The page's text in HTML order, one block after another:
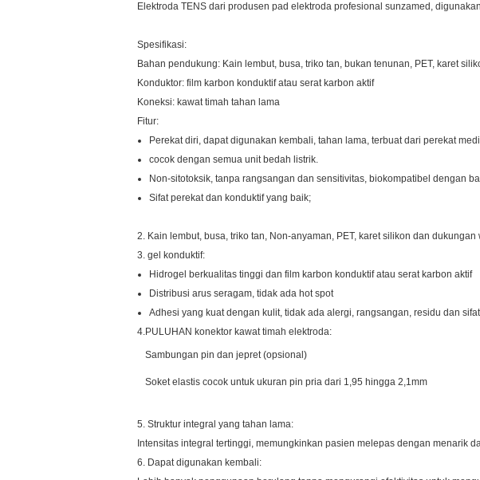
Elektroda TENS dari produsen pad elektroda profesional sunzamed,
Spesifikasi:
Bahan pendukung: Kain lembut, busa, triko tan, bukan tenunan, PET, karet
Konduktor: film karbon konduktif atau serat karbon aktif
Koneksi: kawat timah tahan lama
Fitur:
Perekat diri, dapat digunakan kembali, tahan lama, terbuat dari perekat
cocok dengan semua unit bedah listrik.
Non-sitotoksik, tanpa rangsangan dan sensitivitas, biokompatibel dengan
Sifat perekat dan konduktif yang baik;
2. Kain lembut, busa, triko tan, Non-anyaman, PET, karet silikon dan
3. gel konduktif:
Hidrogel berkualitas tinggi dan film karbon konduktif atau serat karbon aktif
Distribusi arus seragam, tidak ada hot spot
Adhesi yang kuat dengan kulit, tidak ada alergi, rangsangan, residu dan
4.PULUHAN konektor kawat timah elektroda:
Sambungan pin dan jepret (opsional)
Soket elastis cocok untuk ukuran pin pria dari 1,95 hingga 2,1mm
5. Struktur integral yang tahan lama:
Intensitas integral tertinggi, memungkinkan pasien melepas dengan menarik
6. Dapat digunakan kembali: